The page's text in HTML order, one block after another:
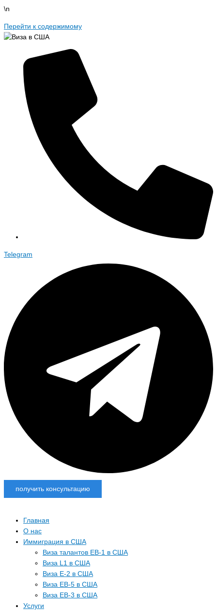
\n
Перейти к содержимому
Telegram
получить консультацию
Главная
О нас
Иммиграция в США
Виза талантов EB-1 в США
Виза L1 в США
Виза E-2 в США
Виза EB-5 в США
Виза EB-3 в США
Услуги